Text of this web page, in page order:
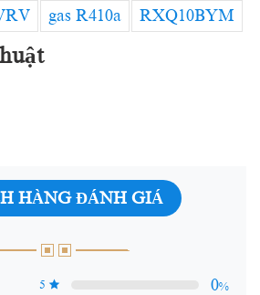
gas R410a RXQ10BYM
HÀNG ĐÁNH GIÁ
5 0%